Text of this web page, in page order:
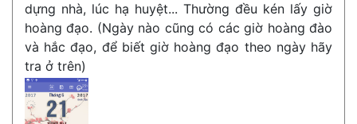
dựng nhà, lúc hạ huyệt... Thường đều kén lấy giờ
hoàng đạo. (Ngày nào cũng có các giờ hoàng đào
và hắc đạo, để biết giờ hoàng đạo theo ngày hãy
tra ở trên)